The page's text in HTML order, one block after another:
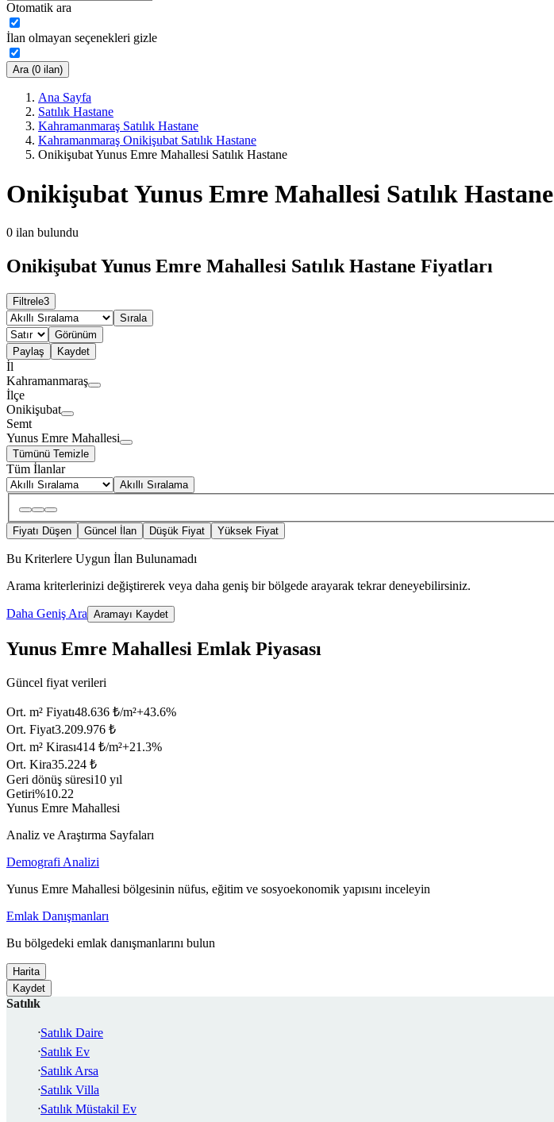
Otomatik ara
İlan olmayan seçenekleri gizle
Ara (0 ilan)
Ana Sayfa
Satılık Hastane
Kahramanmaraş Satılık Hastane
Kahramanmaraş Onikişubat Satılık Hastane
Onikişubat Yunus Emre Mahallesi Satılık Hastane
Onikişubat Yunus Emre Mahallesi Satılık Hastane
0 ilan bulundu
Onikişubat Yunus Emre Mahallesi Satılık Hastane Fiyatları
Filtrele3
Sırala
Görünüm
Paylaş
Kaydet
İl
Kahramanmaraş
İlçe
Onikişubat
Semt
Yunus Emre Mahallesi
Tümünü Temizle
Tüm İlanlar
Akıllı Sıralama
Fiyatı Düşen Güncel İlan Düşük Fiyat Yüksek Fiyat
Bu Kriterlere Uygun İlan Bulunamadı
Arama kriterlerinizi değiştirerek veya daha geniş bir bölgede arayarak tekrar deneyebilirsiniz.
Daha Geniş Ara Aramayı Kaydet
Yunus Emre Mahallesi Emlak Piyasası
Güncel fiyat verileri
Ort. m² Fiyatı48.636 ₺/m²+43.6%
Ort. Fiyat3.209.976 ₺
Ort. m² Kirası414 ₺/m²+21.3%
Ort. Kira35.224 ₺
Geri dönüş süresi10 yıl
Getiri%10.22
Yunus Emre Mahallesi
Analiz ve Araştırma Sayfaları
Demografi Analizi
Yunus Emre Mahallesi bölgesinin nüfus, eğitim ve sosyoekonomik yapısını inceleyin
Emlak Danışmanları
Bu bölgedeki emlak danışmanlarını bulun
Harita
Kaydet
Satılık
Satılık Daire
Satılık Ev
Satılık Arsa
Satılık Villa
Satılık Müstakil Ev